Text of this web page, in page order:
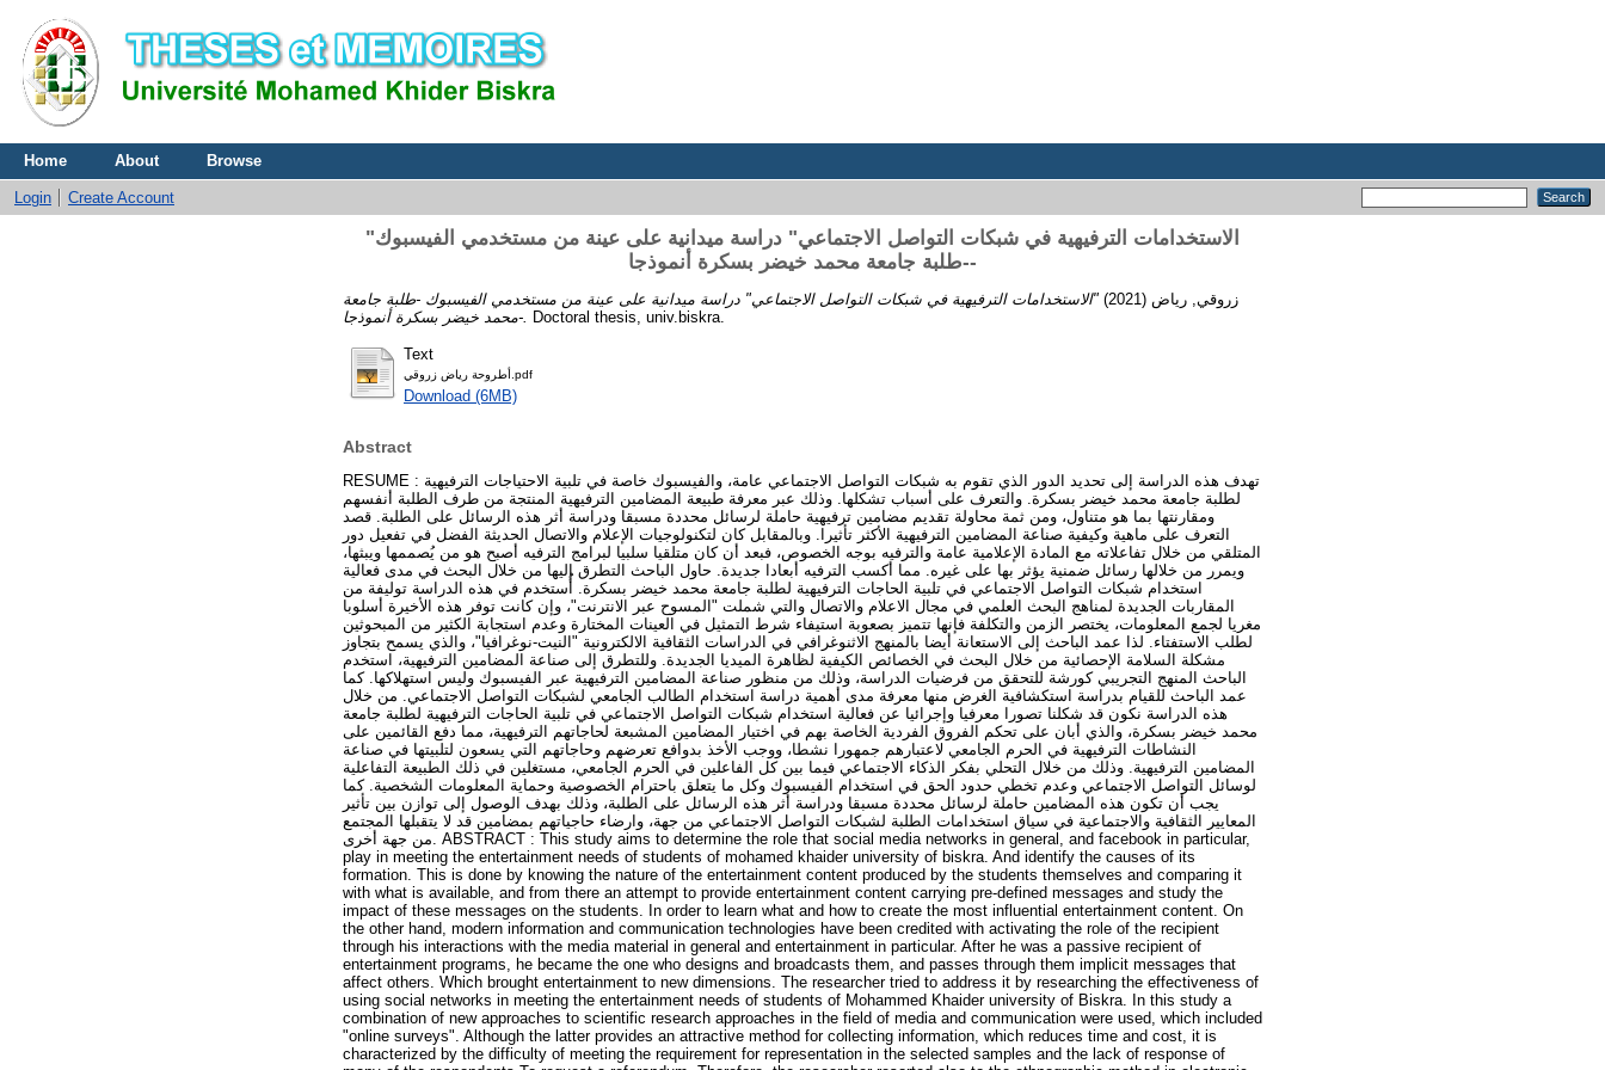
Home About Browse
Login Create Account
"الاستخدامات الترفيهية في شبكات التواصل الاجتماعي" دراسة ميدانية على عينة من مستخدمي الفيسبوك
-طلبة جامعة محمد خيضر بسكرة أنموذجا-
زروقي, رياض (2021)
"الاستخدامات الترفيهية في شبكات التواصل الاجتماعي" دراسة ميدانية على عينة من مستخدمي الفيسبوك -طلبة جامعة
محمد خيضر بسكرة أنموذجا-.
Doctoral thesis, univ.biskra.
Text
أطروحة رياض زروقي.pdf
Download (6MB)
Abstract
RESUME : تهدف هذه الدراسة إلى تحديد الدور الذي تقوم به شبكات التواصل الاجتماعي عامة، والفيسبوك خاصة في تلبية الاحتياجات الترفيهية
لطلبة جامعة محمد خيضر بسكرة. والتعرف على أسباب تشكلها. وذلك عبر معرفة طبيعة المضامين الترفيهية المنتجة من طرف الطلبة أنفسهم
ومقارنتها بما هو متناول، ومن ثمة محاولة تقديم مضامين ترفيهية حاملة لرسائل محددة مسبقا ودراسة أثر هذه الرسائل على الطلبة. قصد
التعرف على ماهية وكيفية صناعة المضامين الترفيهية الأكثر تأثيرا. وبالمقابل كان لتكنولوجيات الإعلام والاتصال الحديثة الفضل في تفعيل دور
المتلقي من خلال تفاعلاته مع المادة الإعلامية عامة والترفيه بوجه الخصوص، فبعد أن كان متلقيا سلبيا لبرامج الترفيه أصبح هو من يُصممها ويبثها،
ويمرر من خلالها رسائل ضمنية يؤثر بها على غيره. مما أكسب الترفيه أبعادا جديدة. حاول الباحث التطرق إليها من خلال البحث في مدى فعالية
استخدام شبكات التواصل الاجتماعي في تلبية الحاجات الترفيهية لطلبة جامعة محمد خيضر بسكرة. أُستخدم في هذه الدراسة توليفة من
المقاربات الجديدة لمناهج البحث العلمي في مجال الاعلام والاتصال والتي شملت "المسوح عبر الانترنت"، وإن كانت توفر هذه الأخيرة أسلوبا
مغريا لجمع المعلومات، يختصر الزمن والتكلفة فإنها تتميز بصعوبة استيفاء شرط التمثيل في العينات المختارة وعدم استجابة الكثير من المبحوثين
لطلب الاستفتاء. لذا عمد الباحث إلى الاستعانة أيضا بالمنهج الاثنوغرافي في الدراسات الثقافية الالكترونية "النيت-نوغرافيا"، والذي يسمح بتجاوز
مشكلة السلامة الإحصائية من خلال البحث في الخصائص الكيفية لظاهرة الميديا الجديدة. وللتطرق إلى صناعة المضامين الترفيهية، استخدم
الباحث المنهج التجريبي كورشة للتحقق من فرضيات الدراسة، وذلك من منظور صناعة المضامين الترفيهية عبر الفيسبوك وليس استهلاكها. كما
عمد الباحث للقيام بدراسة استكشافية الغرض منها معرفة مدى أهمية دراسة استخدام الطالب الجامعي لشبكات التواصل الاجتماعي. من خلال
هذه الدراسة نكون قد شكلنا تصورا معرفيا وإجرائيا عن فعالية استخدام شبكات التواصل الاجتماعي في تلبية الحاجات الترفيهية لطلبة جامعة
محمد خيضر بسكرة، والذي أبان على تحكم الفروق الفردية الخاصة بهم في اختيار المضامين المشبعة لحاجاتهم الترفيهية، مما دفع القائمين على
النشاطات الترفيهية في الحرم الجامعي لاعتبارهم جمهورا نشطا، ووجب الأخذ بدوافع تعرضهم وحاجاتهم التي يسعون لتلبيتها في صناعة
المضامين الترفيهية. وذلك من خلال التحلي بفكر الذكاء الاجتماعي فيما بين كل الفاعلين في الحرم الجامعي، مستغلين في ذلك الطبيعة التفاعلية
لوسائل التواصل الاجتماعي وعدم تخطي حدود الحق في استخدام الفيسبوك وكل ما يتعلق باحترام الخصوصية وحماية المعلومات الشخصية. كما
يجب أن تكون هذه المضامين حاملة لرسائل محددة مسبقا ودراسة أثر هذه الرسائل على الطلبة، وذلك بهدف الوصول إلى توازن بين تأثير
المعايير الثقافية والاجتماعية في سياق استخدامات الطلبة لشبكات التواصل الاجتماعي من جهة، وارضاء حاجياتهم بمضامين قد لا يتقبلها المجتمع
من جهة أخرى. ABSTRACT : This study aims to determine the role that social media networks in general, and facebook in particular,
play in meeting the entertainment needs of students of mohamed khaider university of biskra. And identify the causes of its
formation. This is done by knowing the nature of the entertainment content produced by the students themselves and comparing it
with what is available, and from there an attempt to provide entertainment content carrying pre-defined messages and study the
impact of these messages on the students. In order to learn what and how to create the most influential entertainment content. On
the other hand, modern information and communication technologies have been credited with activating the role of the recipient
through his interactions with the media material in general and entertainment in particular. After he was a passive recipient of
entertainment programs, he became the one who designs and broadcasts them, and passes through them implicit messages that
affect others. Which brought entertainment to new dimensions. The researcher tried to address it by researching the effectiveness of
using social networks in meeting the entertainment needs of students of Mohammed Khaider university of Biskra. In this study a
combination of new approaches to scientific research approaches in the field of media and communication were used, which included
"online surveys". Although the latter provides an attractive method for collecting information, which reduces time and cost, it is
characterized by the difficulty of meeting the requirement for representation in the selected samples and the lack of response of